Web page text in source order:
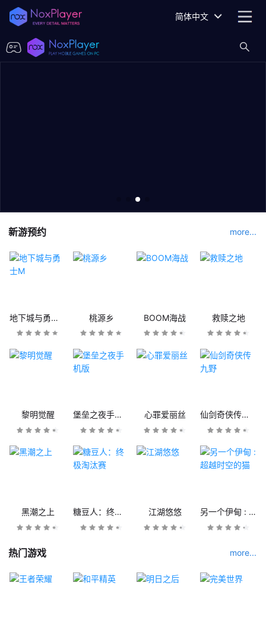
简体中文
新游预约 more...
地下城与勇士M 桃源乡 BOOM海战 救赎之地
黎明觉醒 堡垒之夜手机版 心罪爱丽丝 仙剑奇侠传九野
黑潮之上 糖豆人：终极淘汰赛 江湖悠悠 另一个伊甸 : 超越时空的猫
热门游戏 more...